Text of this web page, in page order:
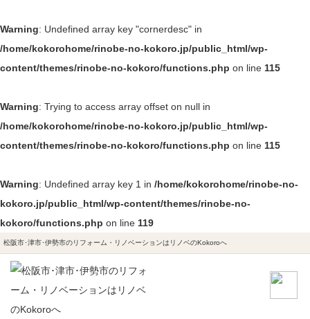
Warning: Undefined array key "cornerdesc" in
/home/kokorohome/rinobe-no-kokoro.jp/public_html/wp-
content/themes/rinobe-no-kokoro/functions.php on line 115
Warning: Trying to access array offset on null in
/home/kokorohome/rinobe-no-kokoro.jp/public_html/wp-
content/themes/rinobe-no-kokoro/functions.php on line 115
Warning: Undefined array key 1 in /home/kokorohome/rinobe-no-
kokoro.jp/public_html/wp-content/themes/rinobe-no-
kokoro/functions.php on line 119
松阪市･津市･伊勢市のリフォーム・リノベーションはリノベのKokoroへ